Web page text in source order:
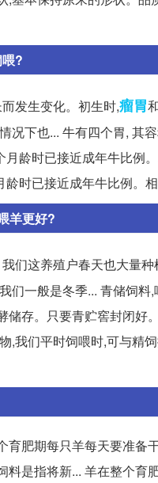
?
发生变化。初生时,瘤胃
况下也... 牛有四个胃, 其
龄时已接近成年牛比例
时已接近成年牛比例。
羊更好?
们这养殖户春天也大量种
们一般是冬季... 青储饲
储存。只要青贮窖封闭
,我们平时饲喂时,可与精
育肥期每只羊每天要准
料是指将新... 羊在整个